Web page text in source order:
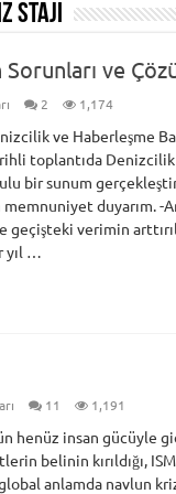
Deniz
Gemi
stajı
ve
2 1,174
ve Haberleşme
toplantıda
bir sunum
memnuniyet duyarım. -
verimin
yıl …
11 1,191
henüz insan gücüyle
belinin kırıldığı,
anlamda navlun